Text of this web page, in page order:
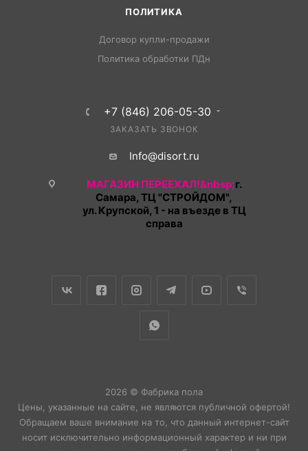
ПОЛИТИКА
Договор купли-продажи
Политика обработки ПДн
+7 (846) 206-05-30
ЗАКАЗАТЬ ЗВОНОК
Info@disort.ru
МАГАЗИН ПЕРЕЕХАЛ!&nbsp;г.
Самара, ТЦ "СТРОЙДОМ",
ул. Крупской, 1 - на въезде в ТЦ
справа
2026 © Фабрика пола
Цены, указанные на сайте, не являются публичной офертой!
Обращаем ваше внимание на то, что данный интернет-сайт
носит исключительно информационный характер и ни при